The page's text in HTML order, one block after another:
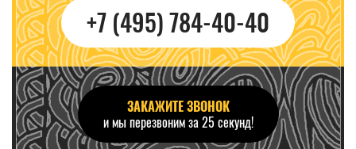
+7 (495) 784-40-40
ЗАКАЖИТЕ ЗВОНОК
и мы перезвоним за 25 секунд!